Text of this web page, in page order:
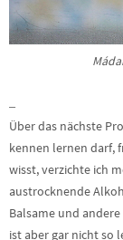
–
Über das nächste
kennen lernen darf,
wisst, verzichte ich
austrocknende
Balsame und
ist aber gar nicht so